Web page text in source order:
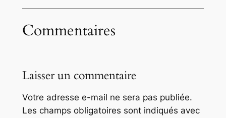
Commentaires
Laisser un commentaire
Votre adresse e-mail ne sera pas publiée.
Les champs obligatoires sont indiqués avec